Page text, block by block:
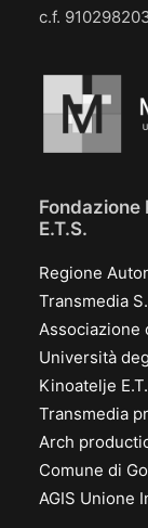
c.f.
Fondazione
E.T.S.
Regione
Transmedia
Associazione
Università
Kinoatelje
Transmedia
Arch
Comune di
AGIS Unione